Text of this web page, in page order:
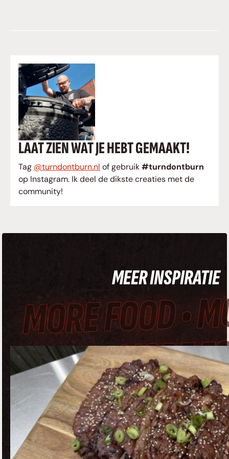
LAAT ZIEN WAT JE HEBT GEMAAKT!
Tag @turndontburn.nl of gebruik#turndontburn
op Instagram. Ik deel de dikste creaties met de
community!
MORE FOOD •
FOOD • MORE
• MORE FOOD •
MORE FOOD •
MEER INSPIRATIE